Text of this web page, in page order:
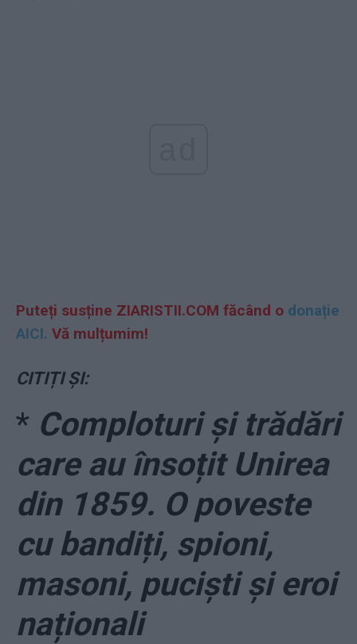
Puteți susține ZIARISTII.COM făcând o donație
AICI. Vă mulțumim!
CITIȚI ȘI:
* Comploturi și trădări
care au însoțit Unirea
din 1859. O poveste
cu bandiți, spioni,
masoni, puciști și eroi
naționali